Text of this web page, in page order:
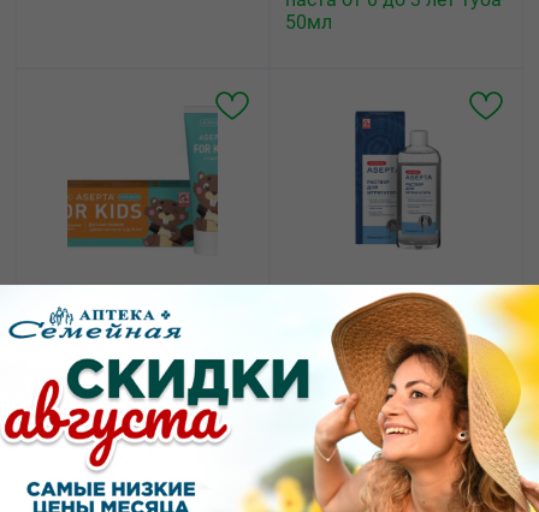
50мл
от131.00₽
Асепта Kids Вкус Тутти-
фрутти детская гелевая
зубная паста от 4 до 8
лет туба 50мл
507.58₽
Асепта раствор для
ирригатора флакон
250мл